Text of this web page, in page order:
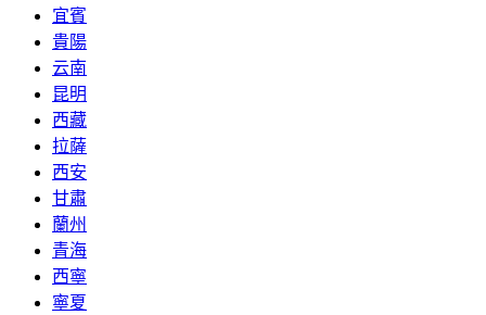
宜賓
貴陽
云南
昆明
西藏
拉薩
西安
甘肅
蘭州
青海
西寧
寧夏